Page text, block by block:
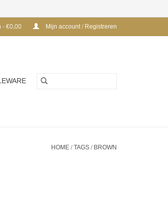
- €0,00 Mijn account / Registreren
HOME/TAGS/BROWN